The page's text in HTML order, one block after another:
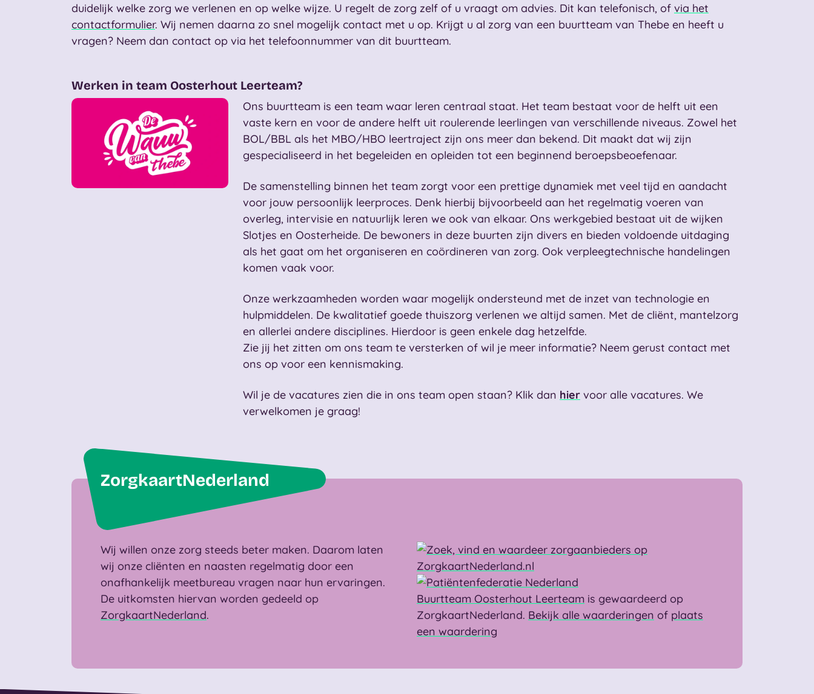
duidelijk welke zorg we verlenen en op welke wijze. U regelt de zorg zelf of u vraagt om advies. Dit kan telefonisch, of via het
contactformulier. Wij nemen daarna zo snel mogelijk contact met u op. Krijgt u al zorg van een buurtteam van Thebe en heeft u
vragen? Neem dan contact op via het telefoonnummer van dit buurtteam.
Werken in team Oosterhout Leerteam?
Ons buurtteam is een team waar leren centraal staat. Het team bestaat voor de helft uit een
vaste kern en voor de andere helft uit roulerende leerlingen van verschillende niveaus. Zowel het
BOL/BBL als het MBO/HBO leertraject zijn ons meer dan bekend. Dit maakt dat wij zijn
gespecialiseerd in het begeleiden en opleiden tot een beginnend beroepsbeoefenaar.
De samenstelling binnen het team zorgt voor een prettige dynamiek met veel tijd en aandacht
voor jouw persoonlijk leerproces. Denk hierbij bijvoorbeeld aan het regelmatig voeren van
overleg, intervisie en natuurlijk leren we ook van elkaar. Ons werkgebied bestaat uit de wijken
Slotjes en Oosterheide. De bewoners in deze buurten zijn divers en bieden voldoende uitdaging
als het gaat om het organiseren en coördineren van zorg. Ook verpleegtechnische handelingen
komen vaak voor.
Onze werkzaamheden worden waar mogelijk ondersteund met de inzet van technologie en
hulpmiddelen. De kwalitatief goede thuiszorg verlenen we altijd samen. Met de cliënt, mantelzorg
en allerlei andere disciplines. Hierdoor is geen enkele dag hetzelfde.
Zie jij het zitten om ons team te versterken of wil je meer informatie? Neem gerust contact met
ons op voor een kennismaking.
Wil je de vacatures zien die in ons team open staan? Klik dan hier voor alle vacatures. We
verwelkomen je graag!
ZorgkaartNederland
Wij willen onze zorg steeds beter maken. Daarom laten
wij onze cliënten en naasten regelmatig door een
onafhankelijk meetbureau vragen naar hun ervaringen.
De uitkomsten hiervan worden gedeeld op
ZorgkaartNederland.
Buurtteam Oosterhout Leerteam is gewaardeerd op
ZorgkaartNederland. Bekijk alle waarderingen of plaats
een waardering